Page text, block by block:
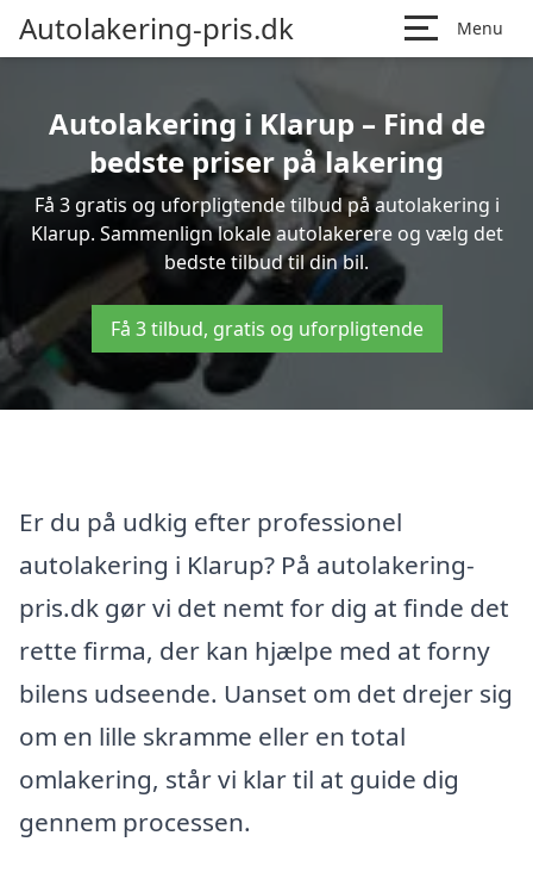
Autolakering-pris.dk Menu
Autolakering i Klarup – Find de
bedste priser på lakering
Få 3 gratis og uforpligtende tilbud på autolakering i
Klarup. Sammenlign lokale autolakerere og vælg det
bedste tilbud til din bil.
Få 3 tilbud, gratis og uforpligtende
Er du på udkig efter professionel
autolakering i Klarup? På autolakering-
pris.dk gør vi det nemt for dig at finde det
rette firma, der kan hjælpe med at forny
bilens udseende. Uanset om det drejer sig
om en lille skramme eller en total
omlakering, står vi klar til at guide dig
gennem processen.